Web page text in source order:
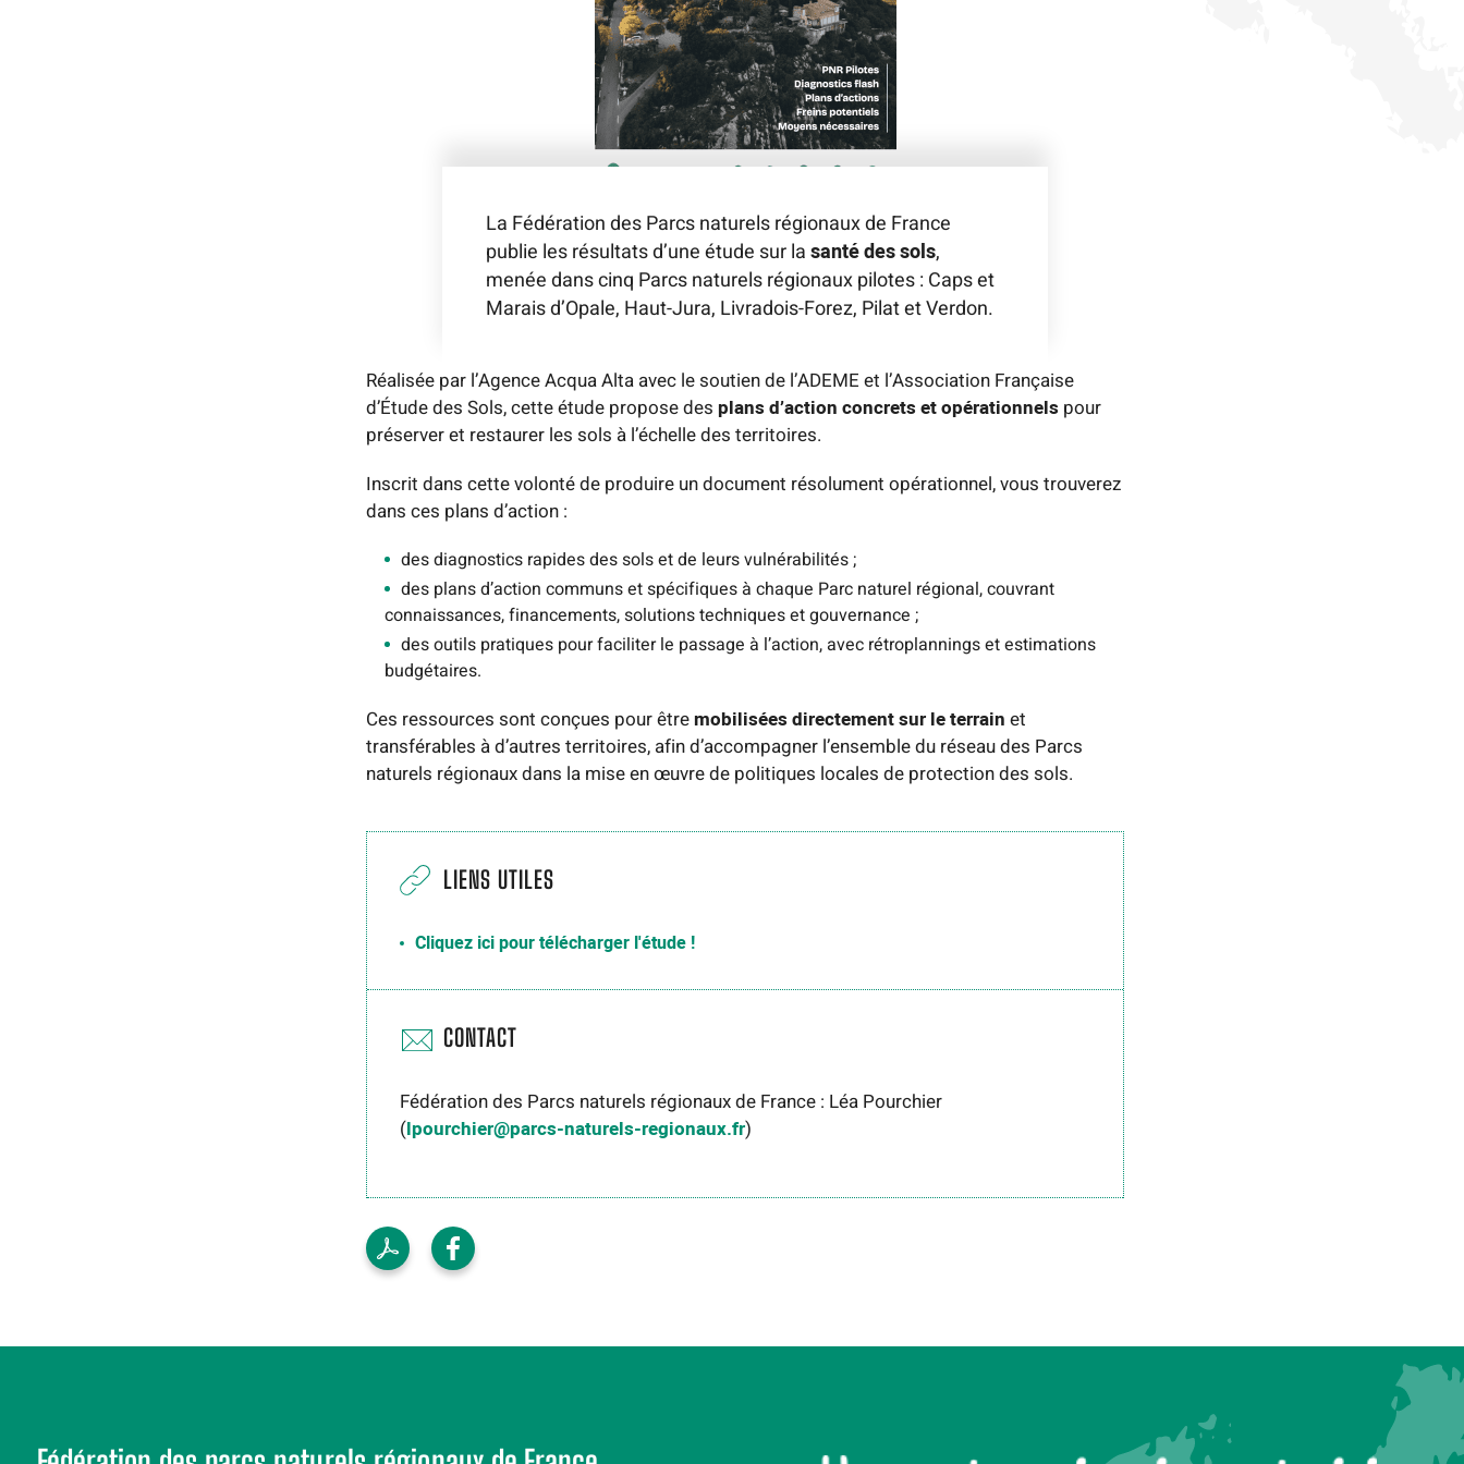
La Fédération des Parcs naturels régionaux de France
publie les résultats d’une étude sur la santé des sols,
menée dans cinq Parcs naturels régionaux pilotes : Caps et
Marais d’Opale, Haut-Jura, Livradois-Forez, Pilat et Verdon.
Réalisée par l’Agence Acqua Alta avec le soutien de l’ADEME et l’Association Française
d’Étude des Sols, cette étude propose des plans d’action concrets et opérationnels pour
préserver et restaurer les sols à l’échelle des territoires.
Inscrit dans cette volonté de produire un document résolument opérationnel, vous trouverez
dans ces plans d’action :
des diagnostics rapides des sols et de leurs vulnérabilités ;
des plans d’action communs et spécifiques à chaque Parc naturel régional, couvrant
connaissances, financements, solutions techniques et gouvernance ;
des outils pratiques pour faciliter le passage à l’action, avec rétroplannings et estimations
budgétaires.
Ces ressources sont conçues pour êtremobilisées directement sur le terrain et
transférables à d’autres territoires, afin d’accompagner l’ensemble du réseau des Parcs
naturels régionaux dans la mise en œuvre de politiques locales de protection des sols.
LIENS UTILES
Cliquez ici pour télécharger l'étude !
CONTACT
Fédération des Parcs naturels régionaux de France : Léa Pourchier
(lpourchier@parcs-naturels-regionaux.fr)